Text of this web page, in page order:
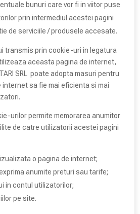
bunuri care vor fi in viitor puse
prin intermediul acestei pagini
de serviciile / produsele accesate.
transmis prin cookie-uri in legatura
aceasta pagina de internet,
SRL poate adopta masuri pentru
sa fie mai eficienta si mai
urilor permite memorarea anumitor
de catre utilizatorii acestei pagini
o pagina de internet;
anumite preturi sau tarife;
in contul utilizatorilor;
pe site.